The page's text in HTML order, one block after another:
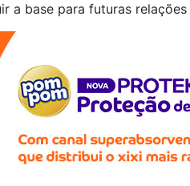
a base para futuras